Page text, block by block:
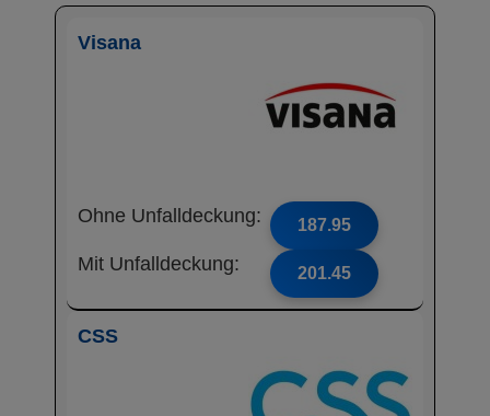
Visana
Ohne Unfalldeckung: 187.95
Mit Unfalldeckung: 201.45
CSS